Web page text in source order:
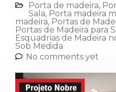
Porta de madeira,
Sala, Porta madeira
madeira, Portas de
Portas de Madeira para
Esquadrias de Madeira
Sob Medida
No comments yet